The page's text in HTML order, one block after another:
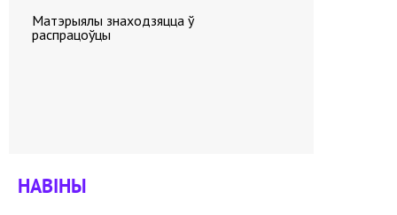
Матэрыялы знаходзяцца ў
распрацоўцы
НАВІНЫ